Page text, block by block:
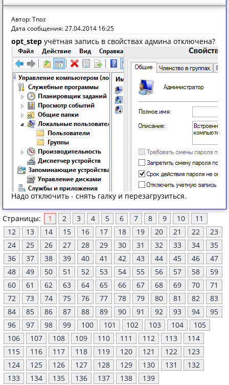
Автор: Tnoz
Дата сообщения: 27.04.2014 16:25
opt_step учётная запись в свойствах админа отключена?
Надо отключить - снять галку и перезагрузиться.
Страницы: 1 2 3 4 5 6 7 8 9 10
11
12
13 14 15 16 17 18 19 20 21 22
23
24
25 26 27 28 29 30 31 32 33 34
35
36
37 38 39 40 41 42 43 44 45 46
47
48
49 50 51 52 53 54 55 56 57 58
59
60
61 62 63 64 65 66 67 68 69 70
71
72
73 74 75 76 77 78 79 80 81 82
83
84
85 86 87 88 89 90 91 92 93 94
95
96
97 98 99 100 101 102 103 104
105
106
107 108 109 110 111 112 113
114
115
116 117 118 119 120 121 122
123
124
125 126 127 128 129 130 131
132
133
134 135 136 137 138 139